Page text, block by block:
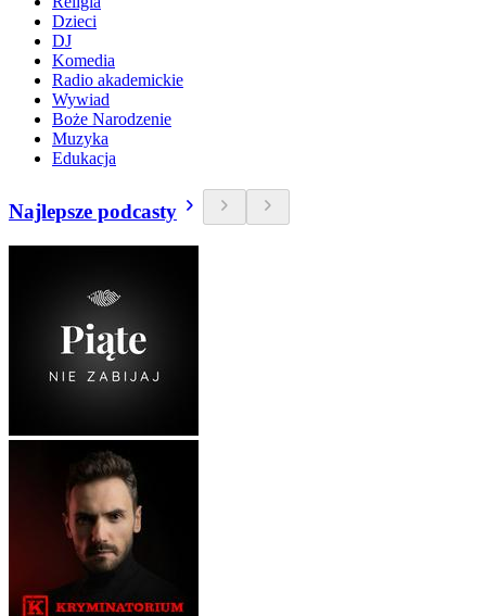
Dzieci
DJ
Komedia
Radio akademickie
Wywiad
Boże Narodzenie
Muzyka
Edukacja
Najlepsze podcasty